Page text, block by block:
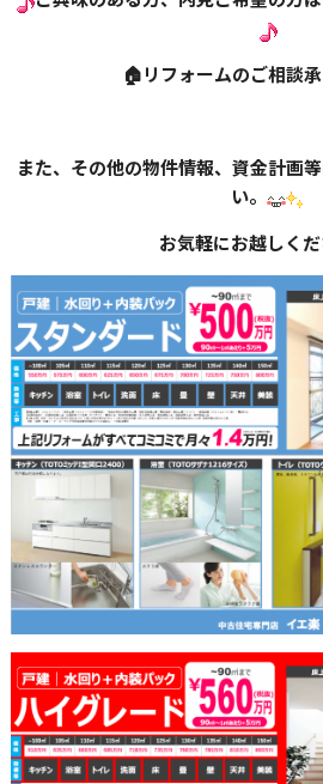
🏠リフォームのご相談
また、その他の物件情報、資金計画
い。
お気軽にお越しく